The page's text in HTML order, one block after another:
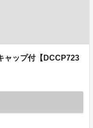
ャップ付【DCCP723